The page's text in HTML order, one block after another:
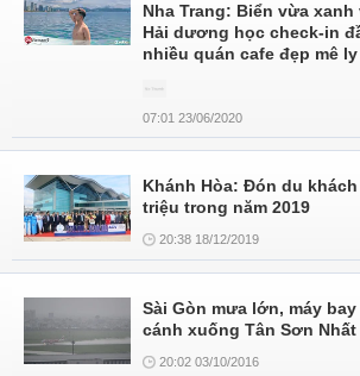
Nha Trang: Biển vừa
Hải dương học check-in
nhiều quán cafe đẹp mê ly
07:01 23/06/2020
Khánh Hòa: Đón du
triệu trong năm 2019
20:38 18/12/2019
Sài Gòn mưa lớn, máy
cánh xuống Tân Sơn Nhất
20:02 03/10/2016